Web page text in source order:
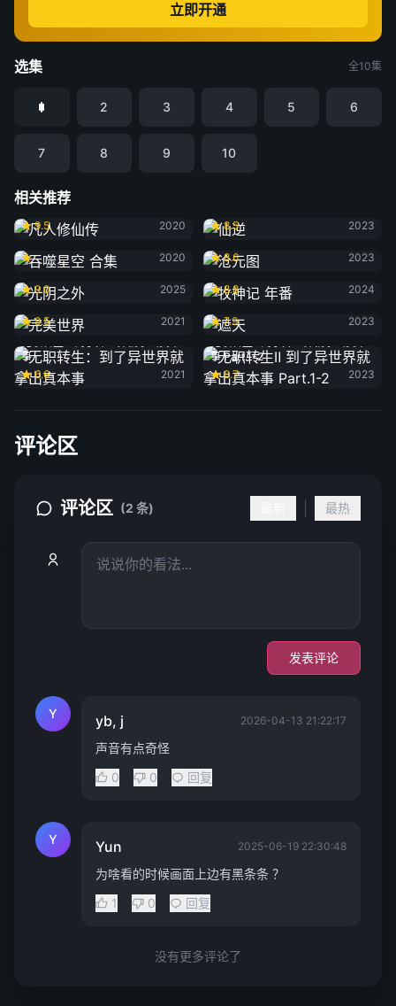
立即开通
选集 全10集
2 3 4 5 6
7 8 9 10
相关推荐
凡人修仙传
9.5
2020
8.5
2023
吞噬星空 合集
2020
沧元图
8.6
2023
光阴之外
9.0
2025
牧神记 年番
8.8
2024
完美世界
8.5
2021
遮天
7.9
2023
事
6.6
2021
事 Part.1-2
8.7
2023
评论区
评论区 (2 条) 最热
发表评论
Y yb, j 2026-04-13 21:22:17
声音有点奇怪
0
0 回复
Y Yun 2025-06-19 22:30:48
为啥看的时候画面上边有黑条条 ？
1
0 回复
没有更多评论了